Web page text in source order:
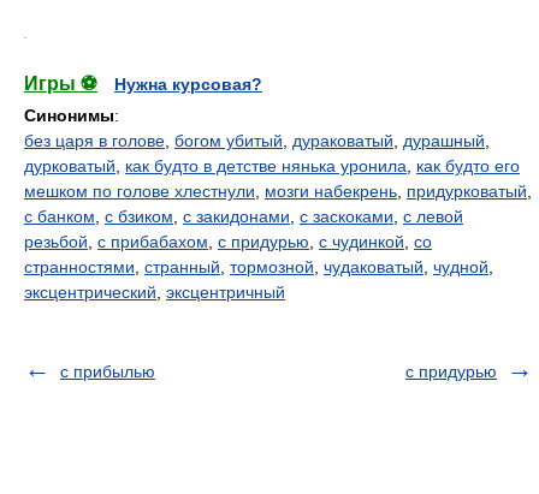
Игры ⚽
Нужна курсовая?
Синонимы:
без царя в голове богом убитый дураковатый дурашный
дурковатый
как будто в детстве нянька уронила
как будто его
мешком по голове хлестнули
мозги набекрень придурковатый
с банком с бзиком с закидонами с заскоками с левой
резьбой с прибабахом с придурью с чудинкой со
странностями странный тормозной чудаковатый чудной
эксцентрический эксцентричный
с прибылью с придурью